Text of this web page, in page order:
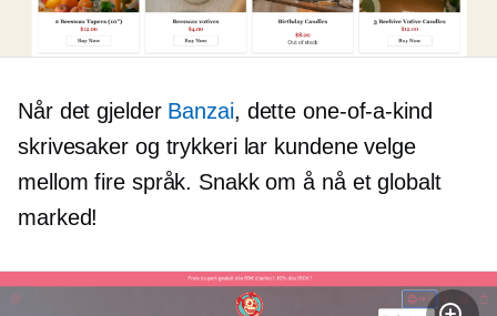
Når det gjelder Banzai, detteone-of-a-kind
skrivesaker og trykkeri lar kundene velge
mellom fire språk. Snakk om å nå et globalt
marked!